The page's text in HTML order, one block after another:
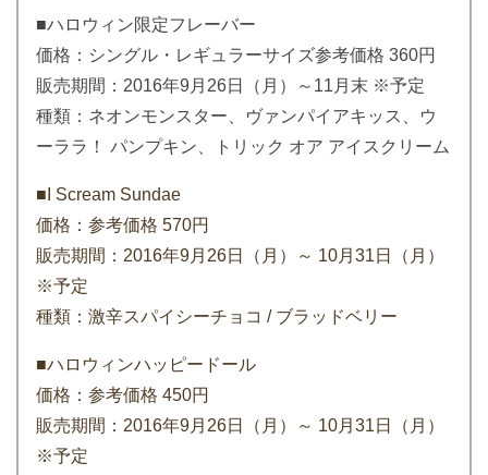
■ハロウィン限定フレーバー
価格：シングル・レギュラーサイズ参考価格 360円
販売期間：2016年9月26日（月）～11月末 ※予定
種類：ネオンモンスター、ヴァンパイアキッス、ウ
ーララ！ パンプキン、トリック オア アイスクリーム
■I Scream Sundae
価格：参考価格 570円
販売期間：2016年9月26日（月）～ 10月31日（月）
※予定
種類：激辛スパイシーチョコ / ブラッドベリー
■ハロウィンハッピードール
価格：参考価格 450円
販売期間：2016年9月26日（月）～ 10月31日（月）
※予定